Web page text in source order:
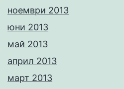
ноември 2013
юни 2013
май 2013
април 2013
март 2013